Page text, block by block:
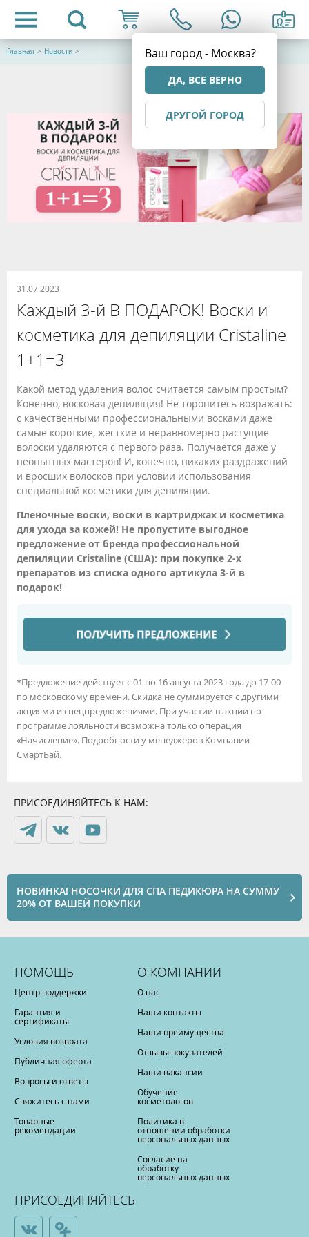
Ваш город - Москва?
ДА, ВСЕ ВЕРНО
ДРУГОЙ ГОРОД
Главная > Новости >
31.07.2023
Каждый 3-й В ПОДАРОК! Воски и
косметика для депиляции Cristaline
1+1=3
Какой метод удаления волос считается самым простым?
Конечно, восковая депиляция! Не торопитесь возражать:
с качественными профессиональными восками даже
самые короткие, жесткие и неравномерно растущие
волоски удаляются с первого раза. Получается даже у
неопытных мастеров! И, конечно, никаких раздражений
и вросших волосков при условии использования
специальной косметики для депиляции.
Пленочные воски, воски в картриджах и косметика
для ухода за кожей! Не пропустите выгодное
предложение от бренда профессиональной
депиляции Cristaline (США): при покупке 2-х
препаратов из списка одного артикула 3-й в
подарок!
*Предложение действует с 01 по 16 августа 2023 года до 17-00
по московскому времени. Скидка не суммируется с другими
акциями и спецпредложениями. При участии в акции по
программе лояльности возможна только операция
«Начисление». Подробности у менеджеров Компании
СмартБай.
ПРИСОЕДИНЯЙТЕСЬ К НАМ:
НОВИНКА! НОСОЧКИ ДЛЯ СПА ПЕДИКЮРА НА СУММУ
20% ОТ ВАШЕЙ ПОКУПКИ
ПОМОЩЬ
Центр поддержки
Гарантия и
сертификаты
Условия возврата
Публичная оферта
Вопросы и ответы
Свяжитесь с нами
Товарные
рекомендации
О КОМПАНИИ
О нас
Наши контакты
Наши преимущества
Отзывы покупателей
Наши вакансии
Обучение
косметологов
Политика в
отношении обработки
персональных данных
Согласие на
обработку
персональных данных
ПРИСОЕДИНЯЙТЕСЬ